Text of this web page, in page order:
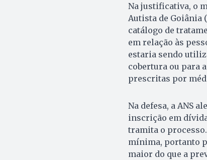
Na justificativa, o
Autista de Goiânia
catálogo de
em relação às
estaria sendo
cobertura ou para
prescritas por
Na defesa, a ANS
inscrição em
tramita o
mínima, portanto
maior do que a